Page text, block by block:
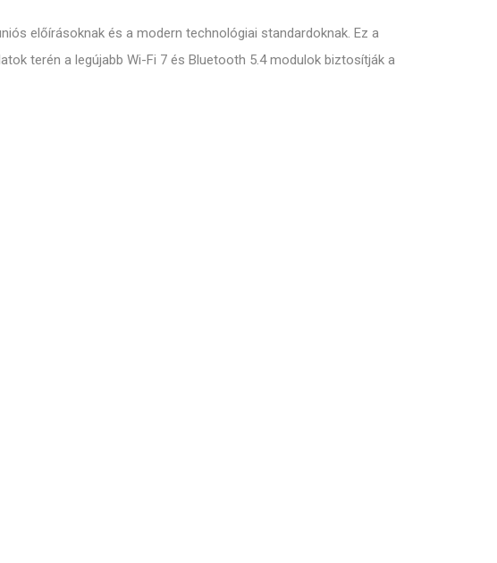
előírásoknak és a modern technológiai standardoknak. Ez a
terén a legújabb Wi-Fi 7 és Bluetooth 5.4 modulok biztosítják a